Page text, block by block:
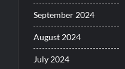
September 2024
August 2024
July 2024